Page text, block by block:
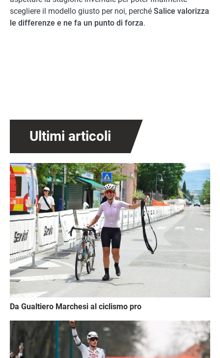
scegliere il modello giusto per noi, perché Salice valorizza
le differenze e ne fa un punto di forza.
Ultimi articoli
Immagine
Da Gualtiero Marchesi al ciclismo pro